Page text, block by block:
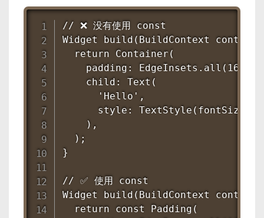
// ❌ 没有使用 const
Widget build(BuildContext
  return Container(
padding: EdgeInsets.all(16),
    child: Text(
      'Hello',
style: TextStyle(fontSize:
    ),
  );
}
// ✅ 使用 const
Widget build(BuildContext
  return const Padding(